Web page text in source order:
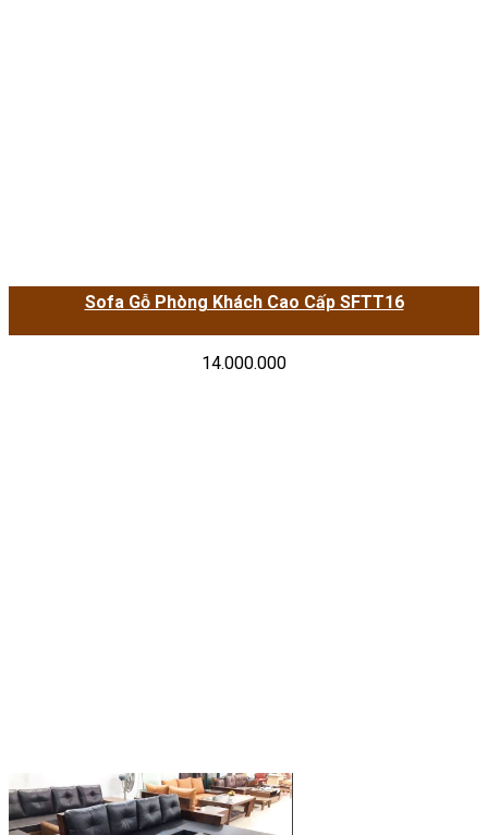
Sofa Gỗ Phòng Khách Cao Cấp SFTT16
14.000.000